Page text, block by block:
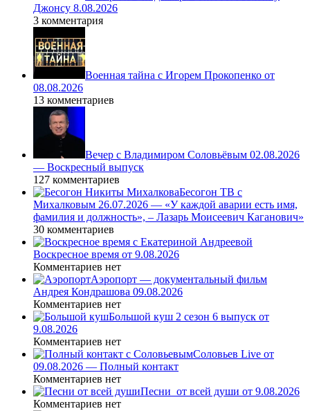
Джонсу 8.08.2026
3 комментария
Военная тайна с Игорем Прокопенко от
08.08.2026
13 комментариев
Вечер с Владимиром Соловьёвым 02.08.2026
— Воскресный выпуск
127 комментариев
Бесогон ТВ с
Михалковым 26.07.2026 — «У каждой аварии есть имя,
фамилия и должность», – Лазарь Моисеевич Каганович»
30 комментариев
Воскресное время от 9.08.2026
Комментариев нет
Аэропорт — документальный фильм
Андрея Кондрашова 09.08.2026
Комментариев нет
Большой куш 2 сезон 6 выпуск от
9.08.2026
Комментариев нет
Соловьев Live от
09.08.2026 — Полный контакт
Комментариев нет
Песни_от всей души от 9.08.2026
Комментариев нет